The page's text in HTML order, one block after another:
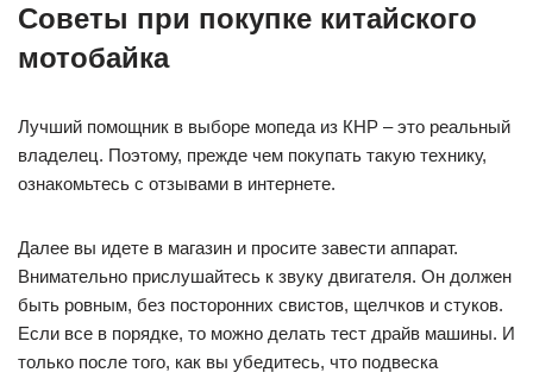
Советы при покупке китайского
мотобайка
Лучший помощник в выборе мопеда из КНР – это реальный
владелец. Поэтому, прежде чем покупать такую технику,
ознакомьтесь с отзывами в интернете.
Далее вы идете в магазин и просите завести аппарат.
Внимательно прислушайтесь к звуку двигателя. Он должен
быть ровным, без посторонних свистов, щелчков и стуков.
Если все в порядке, то можно делать тест драйв машины. И
только после того, как вы убедитесь, что подвеска